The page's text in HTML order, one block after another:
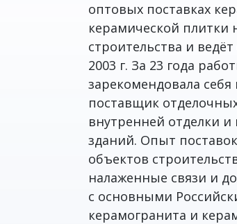
оптовых поставках
керамической плитки
строительства и
2003 г. За 23 года
зарекомендовала
поставщик
внутренней отделки
зданий. Опыт
объектов
налаженные связи и
с основными
керамогранита и